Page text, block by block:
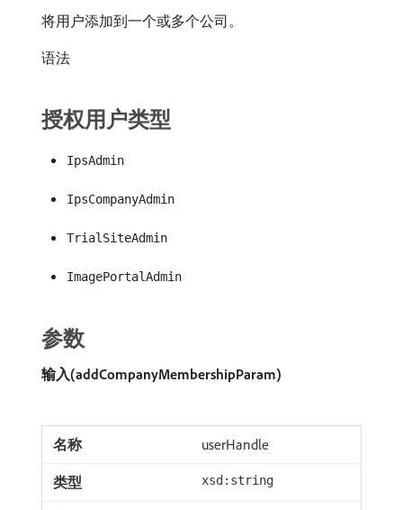
将用户添加到一个或多个公司。
语法
授权用户类型
IpsAdmin
IpsCompanyAdmin
TrialSiteAdmin
ImagePortalAdmin
参数
输入(addCompanyMembershipParam)
userHandle
xsd:string